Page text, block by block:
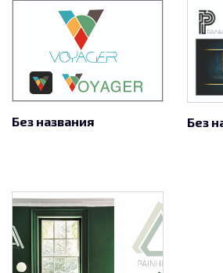
Без названия Без